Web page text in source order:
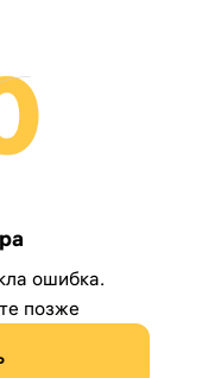
ошибка.
позже